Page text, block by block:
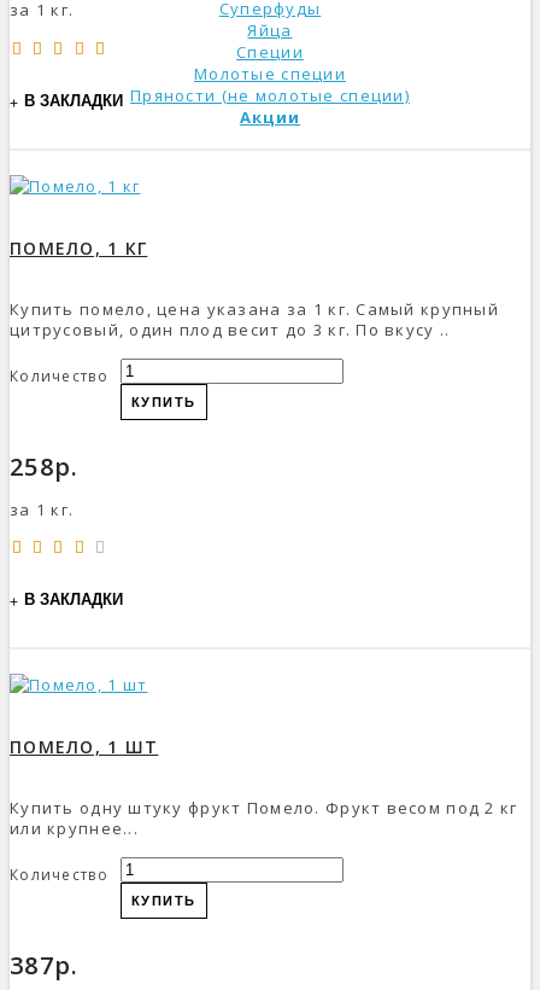
Суперфуды
Яйца
Специи
Молотые специи
Пряности (не молотые специи)
Акции
за 1 кг.
В ЗАКЛАДКИ
ПОМЕЛО, 1 КГ
Купить помело, цена указана за 1 кг. Самый крупный
цитрусовый, один плод весит до 3 кг. По вкусу ..
Количество
КУПИТЬ
258р.
за 1 кг.
В ЗАКЛАДКИ
ПОМЕЛО, 1 ШТ
Купить одну штуку фрукт Помело. Фрукт весом под 2 кг
или крупнее...
Количество
КУПИТЬ
387р.